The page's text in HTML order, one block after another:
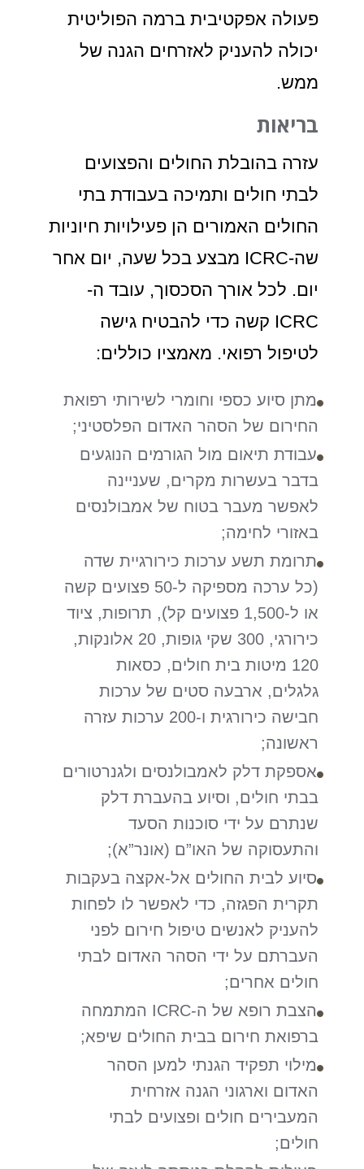
פעולה אפקטיבית ברמה הפוליטית
יכולה להעניק לאזרחים הגנה של
ממש.
בריאות
עזרה בהובלת החולים והפצועים
לבתי חולים ותמיכה בעבודת בתי
החולים האמורים הן פעילויות חיוניות
שה-ICRC מבצע בכל שעה, יום אחר
יום. לכל אורך הסכסוך, עובד ה-
ICRC קשה כדי להבטיח גישה
לטיפול רפואי. מאמציו כוללים:
מתן סיוע כספי וחומרי לשירותי רפואת
החירום של הסהר האדום הפלסטיני;
עבודת תיאום מול הגורמים הנוגעים
בדבר בעשרות מקרים, שעניינה
לאפשר מעבר בטוח של אמבולנסים
באזורי לחימה;
תרומת תשע ערכות כירורגיית שדה
(כל ערכה מספיקה ל-50 פצועים קשה
או ל-1,500 פצועים קל), תרופות, ציוד
כירורגי, 300 שקי גופות, 20 אלונקות,
120 מיטות בית חולים, כסאות
גלגלים, ארבעה סטים של ערכות
חבישה כירורגית ו-200 ערכות עזרה
ראשונה;
אספקת דלק לאמבולנסים ולגנרטורים
בבתי חולים, וסיוע בהעברת דלק
שנתרם על ידי סוכנות הסעד
והתעסוקה של האו”ם (אונר”א);
סיוע לבית החולים אל-אקצה בעקבות
תקרית הפגזה, כדי לאפשר לו לפחות
להעניק לאנשים טיפול חירום לפני
העברתם על ידי הסהר האדום לבתי
חולים אחרים;
הצבת רופא של ה-ICRC המתמחה
ברפואת חירום בבית החולים שיפא;
מילוי תפקיד הגנתי למען הסהר
האדום וארגוני הגנה אזרחית
המעבירים חולים ופצועים לבתי
חולים;